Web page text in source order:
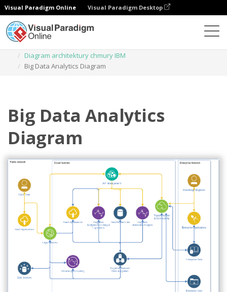
Visual Paradigm Online Visual Paradigm Desktop
Diagram architektury chmury IBM
Big Data Analytics Diagram
Big Data Analytics
Diagram